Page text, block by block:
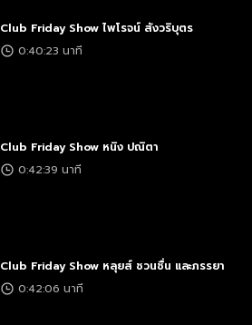
Club Friday Show ไพโรจน์ สังวริบุตร
0:40:23 นาที
Club Friday Show หนิง ปณิตา
0:42:39 นาที
Club Friday Show หลุยส์ ชวนชื่น และภรรยา
0:42:06 นาที